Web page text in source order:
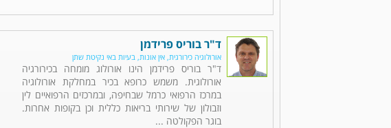
ד"ר בוריס פרידמן
אורולוגיה כירורגית, אין אונות, בעיות באי נקיטת שתן
ד"ר בוריס פרידמן הינו אורולוג מומחה בכירורגיה
אורולוגית. משמש כרופא בכיר במחלקת אורולוגיה
במרכז הרפואי כרמל שבחיפה, ובמרכזים הרפואיים לין
וזבולון של שירותי בריאות כללית וכן בקופות אחרות.
בוגר הפקולטה ...